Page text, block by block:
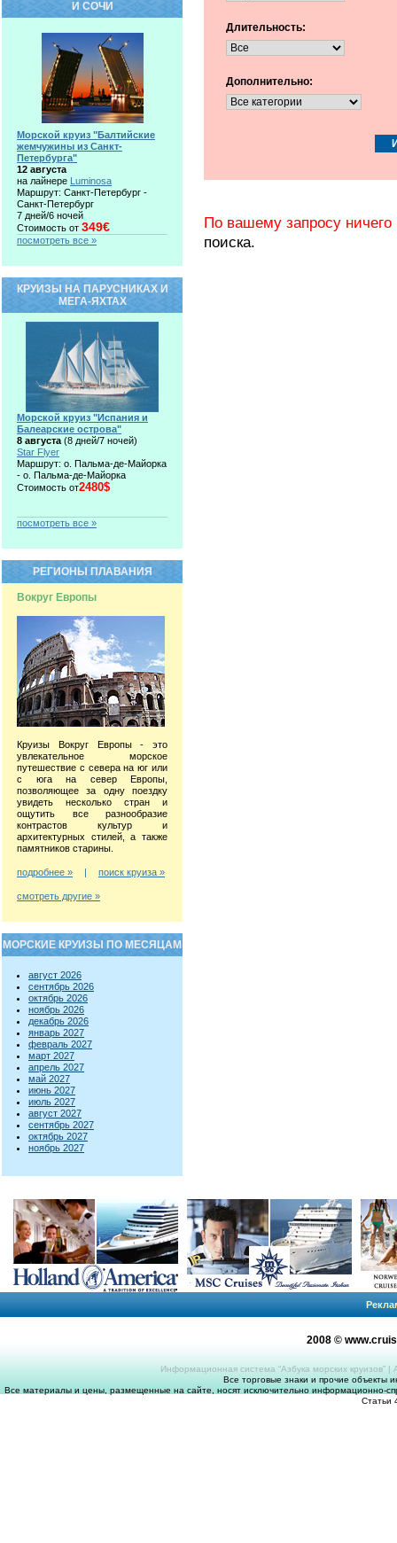
Длительность:
Дополнительно:
По вашему запросу ничего
поиска.
И СОЧИ
Морской круиз "Балтийские
жемчужины из Санкт-
Петербурга"
12 августа
на лайнере Luminosa
Маршрут: Санкт-Петербург -
Санкт-Петербург
7 дней/6 ночей
Стоимость от 349€
посмотреть все »
КРУИЗЫ НА ПАРУСНИКАХ И
МЕГА-ЯХТАХ
Морской круиз "Испания и
Балеарские острова"
8 августа (8 дней/7 ночей)
Star Flyer
Маршрут: о. Пальма-де-Майорка
- о. Пальма-де-Майорка
Стоимость от2480$
посмотреть все »
РЕГИОНЫ ПЛАВАНИЯ
Вокруг Европы
Круизы Вокруг Европы - это
увлекательное морское
путешествие с севера на юг или
с юга на север Европы,
позволяющее за одну поездку
увидеть несколько стран и
ощутить все разнообразие
контрастов культур и
архитектурных стилей, а также
памятников старины.
подробнее » | поиск круиза »
смотреть другие »
МОРСКИЕ КРУИЗЫ ПО МЕСЯЦАМ
август 2026
сентябрь 2026
октябрь 2026
ноябрь 2026
декабрь 2026
январь 2027
февраль 2027
март 2027
апрель 2027
май 2027
июнь 2027
июль 2027
август 2027
сентябрь 2027
октябрь 2027
ноябрь 2027
2008 ©
Информационная система “Азбука морских круизов” |
Все торговые знаки и прочие объекты
Все материалы и цены, размещенные на сайте, носят исключительно информационно-
Статьи